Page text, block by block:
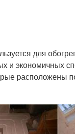
для
и экономичных
расположены